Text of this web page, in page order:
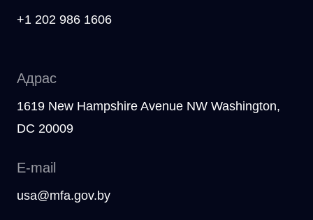
+1 202 986 1606
Адрас
1619 New Hampshire Avenue NW Washington,
DC 20009
E-mail
usa@mfa.gov.by